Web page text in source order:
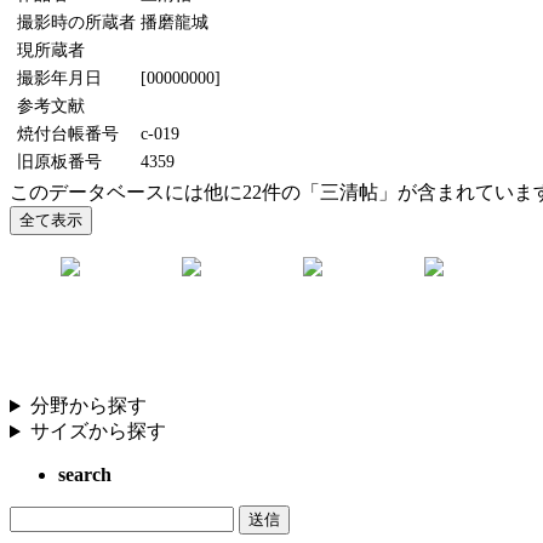
撮影時の所蔵者 播磨龍城
現所蔵者
撮影年月日
[00000000]
参考文献
焼付台帳番号
c-019
旧原板番号
4359
このデータベースには他に22件の「三清帖」が含まれていま
分野から探す
サイズから探す
search